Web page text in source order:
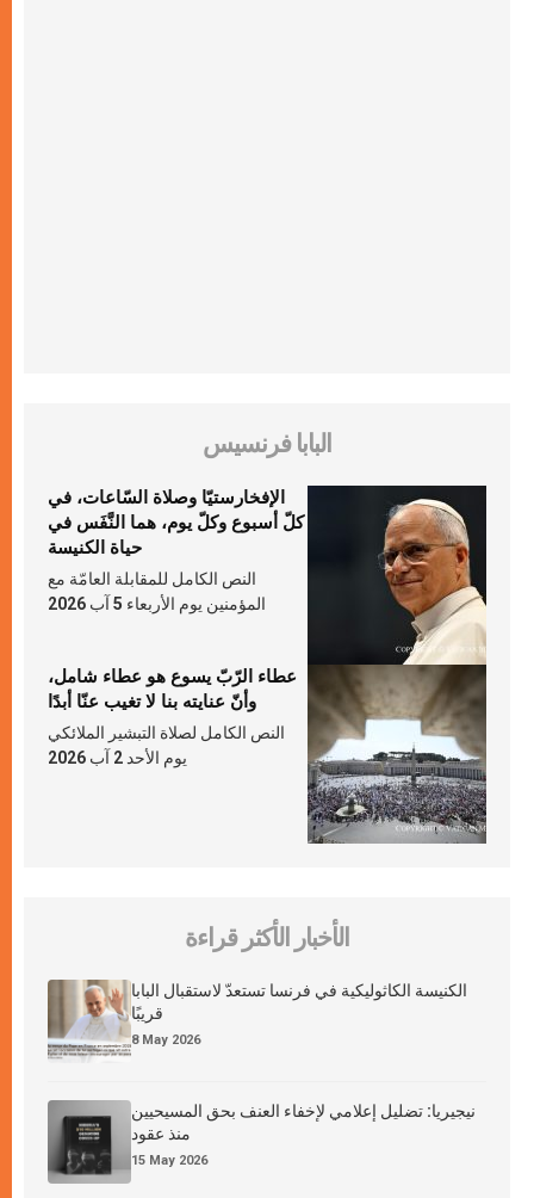
البابا فرنسيس
الإفخارستيّا وصلاة السّاعات، في
كلّ أسبوع وكلّ يوم، هما النَّفَس في
حياة الكنيسة
النص الكامل للمقابلة العامّة مع
المؤمنين يوم الأربعاء 5 آب 2026
عطاء الرّبّ يسوع هو عطاء شامل،
وأنّ عنايته بنا لا تغيب عنّا أبدًا
النص الكامل لصلاة التبشير الملائكي
يوم الأحد 2 آب 2026
الأخبار الأكثر قراءة
الكنيسة الكاثوليكية في فرنسا تستعدّ لاستقبال البابا
قريبًا
8 May 2026
نيجيريا: تضليل إعلامي لإخفاء العنف بحق المسيحيين
منذ عقود
15 May 2026